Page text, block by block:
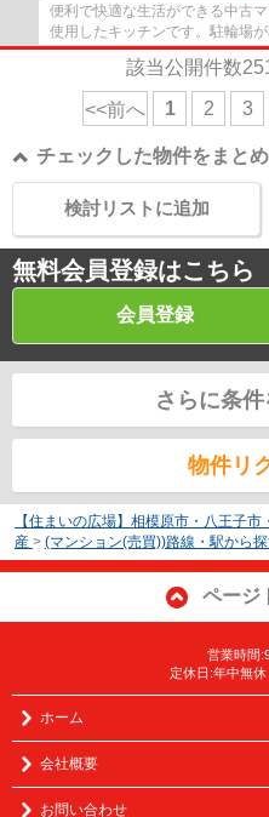
便利で快適な生活ができる中古
使用したキッチンです。駐輪場
ありません。防犯カメラを設置
該当公開件数
<<前へ 1 2 3
チェックした物件をまと
検討リストに追加
無料会員登録はこちら
会員登録
さらに条
物件リ
【住まいの広場】相模原市・八王子
産 > (マンション(売買))路線・駅から
ページ
営業時間
定休日:年中無休
ホーム
会社概要
お問い合わせ